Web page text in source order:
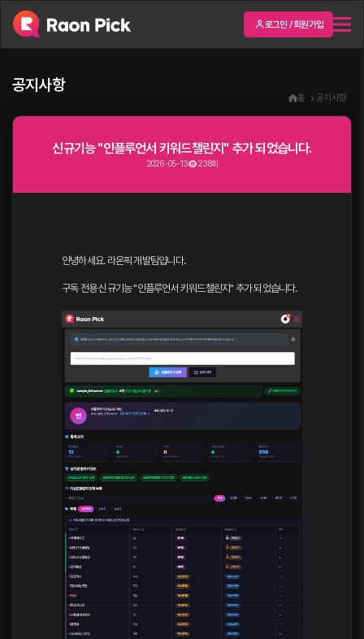
로그인 / 회원가입
공지사항
홈 공지사항
신규기능 "인플루언서 키워드챌린지" 추가 되었습니다.
2026-05-13 238회
안녕하세요. 라온픽 개발팀입니다.
구독 전용 신규기능 "인플루언서 키워드챌린지" 추가 되었습니다.